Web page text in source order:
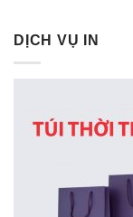
DỊCH VỤ IN